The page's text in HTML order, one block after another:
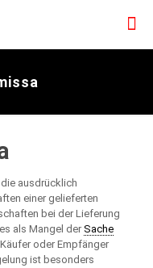
ausdrücklich
einer gelieferten
bei der Lieferung
als Mangel der Sache
oder Empfänger
ist besonders